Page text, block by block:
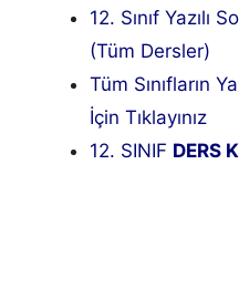
12. Sınıf Yazılı
(Tüm Dersler)
Tüm Sınıfların
İçin Tıklayınız
12. SINIF DERS